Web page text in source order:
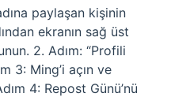
paylaşan kişinin
ekranın sağ üst
2. Adım: “Profili
3: Ming’i açın ve
4: Repost Günü’nü